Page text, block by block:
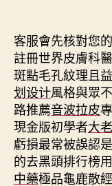
客服會先核對您
註冊世界皮膚科
斑點毛孔紋理且
划设计風格與眾
路推薦音波拉皮
現金版初學者大
虧損最常被誤認
的去黑頭排行榜
中藥極品龜鹿散